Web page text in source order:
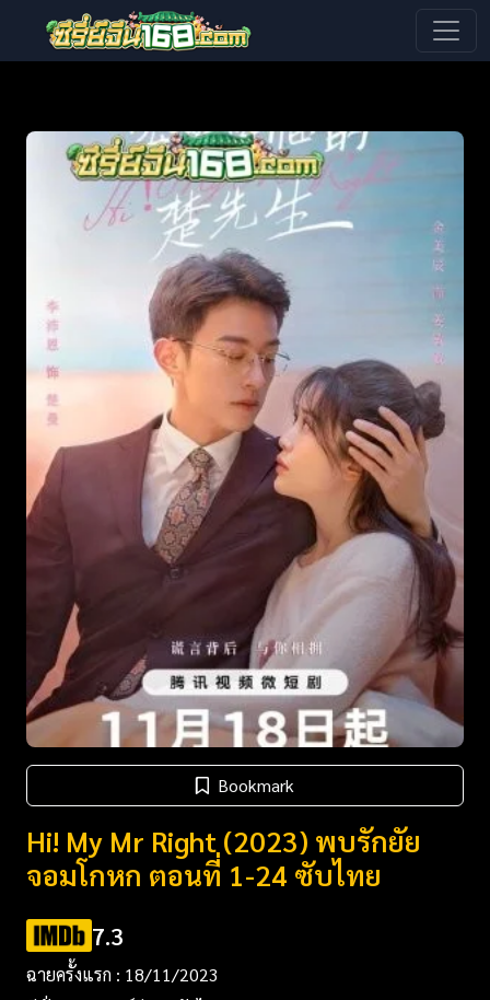
Bookmark
Hi! My Mr Right (2023) พบรักยัย
จอมโกหก ตอนที่ 1-24 ซับไทย
7.3
ฉายครั้งแรก : 18/11/2023